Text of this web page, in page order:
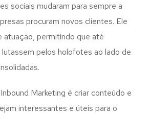
sociais mudaram para sempre a
procuram novos clientes. Ele
atuação, permitindo que até
pelos holofotes ao lado de
Marketing é criar conteúdo e
interessantes e úteis para o